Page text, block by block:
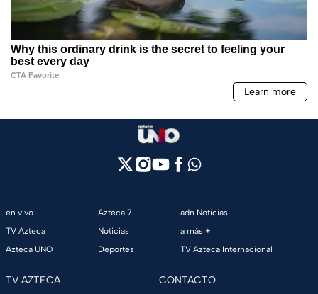
en vivo
TV Azteca
Azteca UNO
Azteca 7
Noticias
Deportes
adn Noticias
a más +
TV Azteca Internacional
TV AZTECA CONTACTO